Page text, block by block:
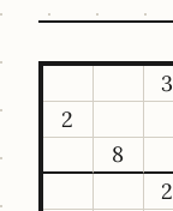
3
2
8
2